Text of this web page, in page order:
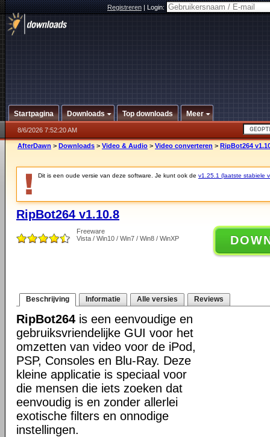
Registreren|Login:
Startpagina Downloads Top downloads Meer
8/6/2026 7:52:20 AM
AfterDawn > Downloads > Video & Audio > Video converteren > RipBot264
Dit is een oude versie van deze software. Je kunt ook de v1.25.1 (laatste stabiele
RipBot264 v1.10.8
Freeware
Vista / Win10 / Win7 / Win8 / WinXP
Beschrijving Informatie Alle versies Reviews
RipBot264 is een eenvoudige en
gebruiksvriendelijke GUI voor het
omzetten van video voor de iPod,
PSP, Consoles en Blu-Ray. Deze
kleine applicatie is speciaal voor
die mensen die iets zoeken dat
eenvoudig is en zonder allerlei
exotische filters en onnodige
instellingen.